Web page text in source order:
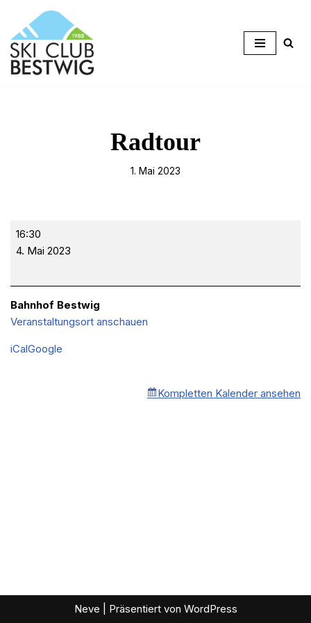
Zum
Inhalt
springen
Radtour
1. Mai 2023
16:30
4. Mai 2023
Bahnhof Bestwig
Veranstaltungsort anschauen
iCalGoogle
Kompletten Kalender ansehen
Neve | Präsentiert von WordPress